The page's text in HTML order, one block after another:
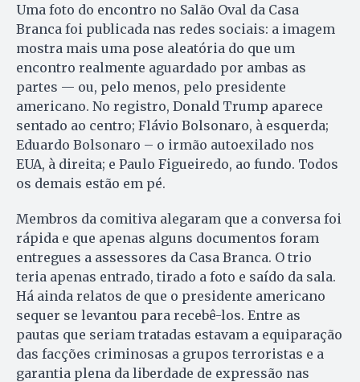
Uma foto do encontro no Salão Oval da Casa
Branca foi publicada nas redes sociais: a imagem
mostra mais uma pose aleatória do que um
encontro realmente aguardado por ambas as
partes — ou, pelo menos, pelo presidente
americano. No registro, Donald Trump aparece
sentado ao centro; Flávio Bolsonaro, à esquerda;
Eduardo Bolsonaro – o irmão autoexilado nos
EUA, à direita; e Paulo Figueiredo, ao fundo. Todos
os demais estão em pé.
Membros da comitiva alegaram que a conversa foi
rápida e que apenas alguns documentos foram
entregues a assessores da Casa Branca. O trio
teria apenas entrado, tirado a foto e saído da sala.
Há ainda relatos de que o presidente americano
sequer se levantou para recebê-los. Entre as
pautas que seriam tratadas estavam a equiparação
das facções criminosas a grupos terroristas e a
garantia plena da liberdade de expressão nas